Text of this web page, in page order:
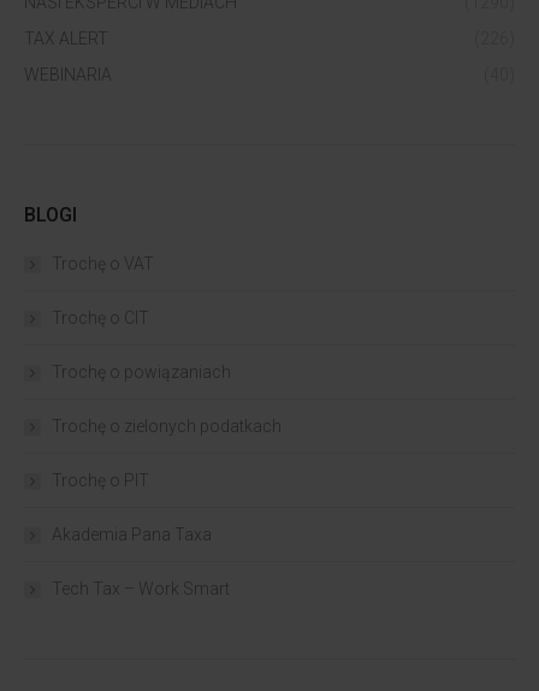
TAX ALERT
WEBINARIA
BLOGI
Trochę o VAT
Trochę o CIT
Trochę o powiązaniach​
Trochę o zielonych podatkach
Trochę o PIT
Akademia Pana Taxa
Tech Tax – Work Smart